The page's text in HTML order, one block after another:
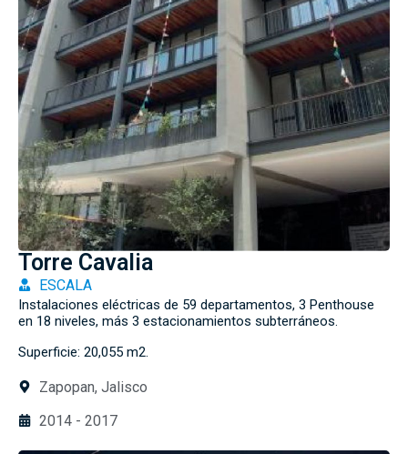
Torre Cavalia
ESCALA
Instalaciones eléctricas de 59 departamentos, 3 Penthouse
en 18 niveles, más 3 estacionamientos subterráneos.
Superficie: 20,055 m2.
Zapopan, Jalisco
2014 - 2017